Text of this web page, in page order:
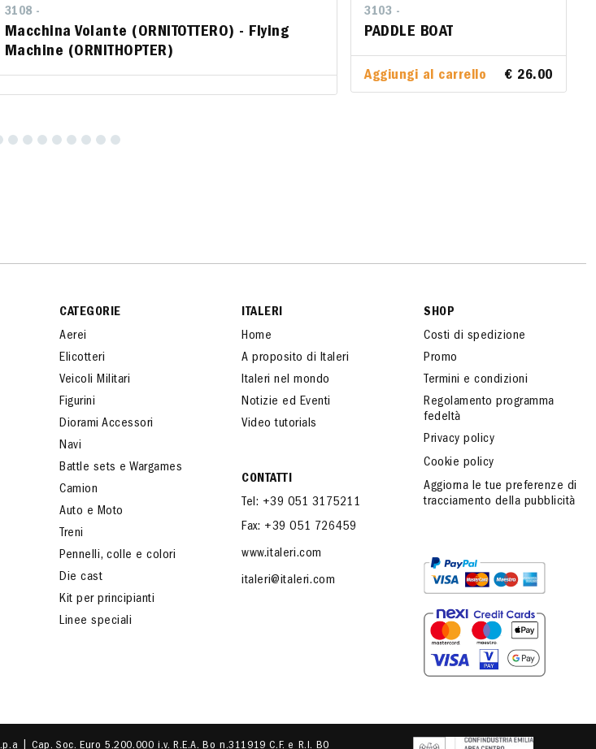
3108 -
Macchina Volante (ORNITOTTERO) - Flying
Machine (ORNITHOPTER)
3103 -
PADDLE BOAT
Aggiungi al carrello € 26.00
3108 -
Macchina Volante (ORNITOTTERO) - Flying
Machine (ORNITHOPTER)
3103 -
PADDLE BOAT
Aggiungi al carrello € 26.00
CATEGORIE
Aerei
Elicotteri
Veicoli Militari
Figurini
Diorami Accessori
Navi
Battle sets e Wargames
Camion
Auto e Moto
Treni
Pennelli, colle e colori
Die cast
Kit per principianti
Linee speciali
ITALERI
Home
A proposito di Italeri
Italeri nel mondo
Notizie ed Eventi
Video tutorials
CONTATTI
Tel: +39 051 3175211
Fax: +39 051 726459
www.italeri.com
italeri@italeri.com
SHOP
Costi di spedizione
Promo
Termini e condizioni
Regolamento programma
fedeltà
Privacy policy
Cookie policy
Aggiorna le tue preferenze di
tracciamento della pubblicità
| Cap. Soc. Euro 5.200.000 i.v. R.E.A. Bo n.311919 C.F. e R.I. BO